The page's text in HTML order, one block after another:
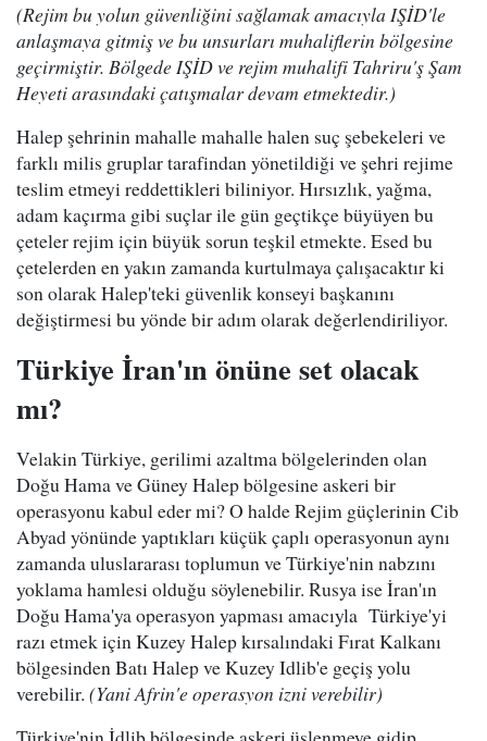
(Rejim bu yolun güvenliğini sağlamak amacıyla IŞİD'le
anlaşmaya gitmiş ve bu unsurları muhaliflerin bölgesine
geçirmiştir. Bölgede IŞİD ve rejim muhalifi Tahriru'ş Şam
Heyeti arasındaki çatışmalar devam etmektedir.)
Halep şehrinin mahalle mahalle halen suç şebekeleri ve
farklı milis gruplar tarafindan yönetildiği ve şehri rejime
teslim etmeyi reddettikleri biliniyor. Hırsızlık, yağma,
adam kaçırma gibi suçlar ile gün geçtikçe büyüyen bu
çeteler rejim için büyük sorun teşkil etmekte. Esed bu
çetelerden en yakın zamanda kurtulmaya çalışacaktır ki
son olarak Halep'teki güvenlik konseyi başkanını
değiştirmesi bu yönde bir adım olarak değerlendiriliyor.
Türkiye İran'ın önüne set olacak
mı?
Velakin Türkiye, gerilimi azaltma bölgelerinden olan
Doğu Hama ve Güney Halep bölgesine askeri bir
operasyonu kabul eder mi? O halde Rejim güçlerinin Cib
Abyad yönünde yaptıkları küçük çaplı operasyonun aynı
zamanda uluslararası toplumun ve Türkiye'nin nabzını
yoklama hamlesi olduğu söylenebilir. Rusya ise İran'ın
Doğu Hama'ya operasyon yapması amacıyla Türkiye'yi
razı etmek için Kuzey Halep kırsalındaki Fırat Kalkanı
bölgesinden Batı Halep ve Kuzey Idlib'e geçiş yolu
verebilir. (Yani Afrin'e operasyon izni verebilir)